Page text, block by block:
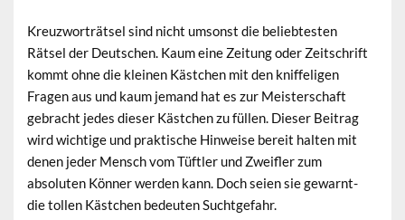
Kreuzworträtsel sind nicht umsonst die beliebtesten
Rätsel der Deutschen. Kaum eine Zeitung oder Zeitschrift
kommt ohne die kleinen Kästchen mit den kniffeligen
Fragen aus und kaum jemand hat es zur Meisterschaft
gebracht jedes dieser Kästchen zu füllen. Dieser Beitrag
wird wichtige und praktische Hinweise bereit halten mit
denen jeder Mensch vom Tüftler und Zweifler zum
absoluten Könner werden kann. Doch seien sie gewarnt-
die tollen Kästchen bedeuten Suchtgefahr.